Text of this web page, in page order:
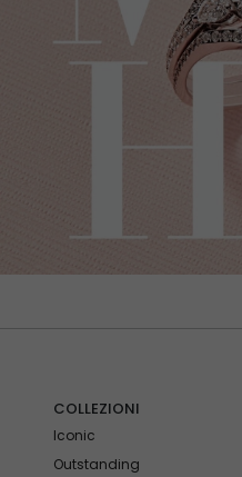
COLLEZIONI
Iconic
Outstanding